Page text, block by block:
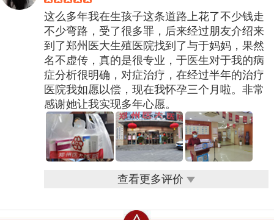
这么多年我在生孩子这条道路上花了不少钱走
不少弯路，受了很多罪，后来经过朋友介绍来
到了郑州医大生殖医院找到了与于妈妈，果然
名不虚传，真的是很专业，于医生对于我的病
症分析很明确，对症治疗，在经过半年的治疗
医院我如愿以偿，现在我怀孕三个月啦。非常
感谢她让我实现多年心愿。
查看更多评价